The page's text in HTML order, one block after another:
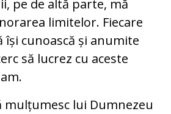
pe de altă parte, mă
limitelor. Fiecare
cunoască și anumite
să lucrez cu aceste
mulțumesc lui Dumnezeu